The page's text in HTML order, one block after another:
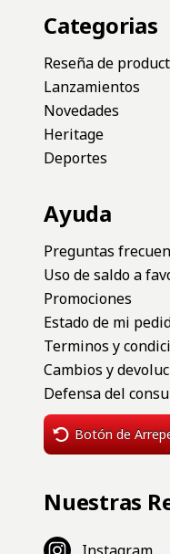
Categorias
Reseña de
Lanzamientos
Novedades
Heritage
Deportes
Ayuda
Preguntas
Uso de saldo a
Promociones
Estado de mi
Terminos y
Cambios y
Defensa del
Botón de
Nuestras